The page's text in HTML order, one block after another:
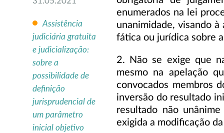
Assistência
judiciária gratuita
e judicialização:
sobre a
possibilidade de
definição
jurisprudencial de
um parâmetro
inicial objetivo
enumerados na lei
unanimidade, visando
fática ou jurídica sobre
2. Não se exige que
mesmo na apelação
convocados membros
inversão do resultado
resultado não
exigida a modificação